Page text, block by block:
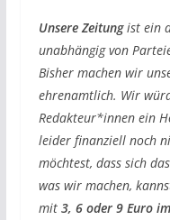
Unsere Zeitungist ein
unabhängig von
Bisher machen wir
ehrenamtlich. Wir
Redakteur*innen ein
leider finanziell noch
möchtest, dass sich
was wir machen,
mit 3, 6 oder 9 Euro